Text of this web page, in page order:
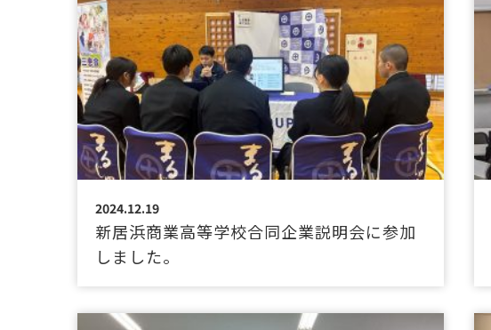
2024.12.19
新居浜商業高等学校合同企業説明会に参加
しました。